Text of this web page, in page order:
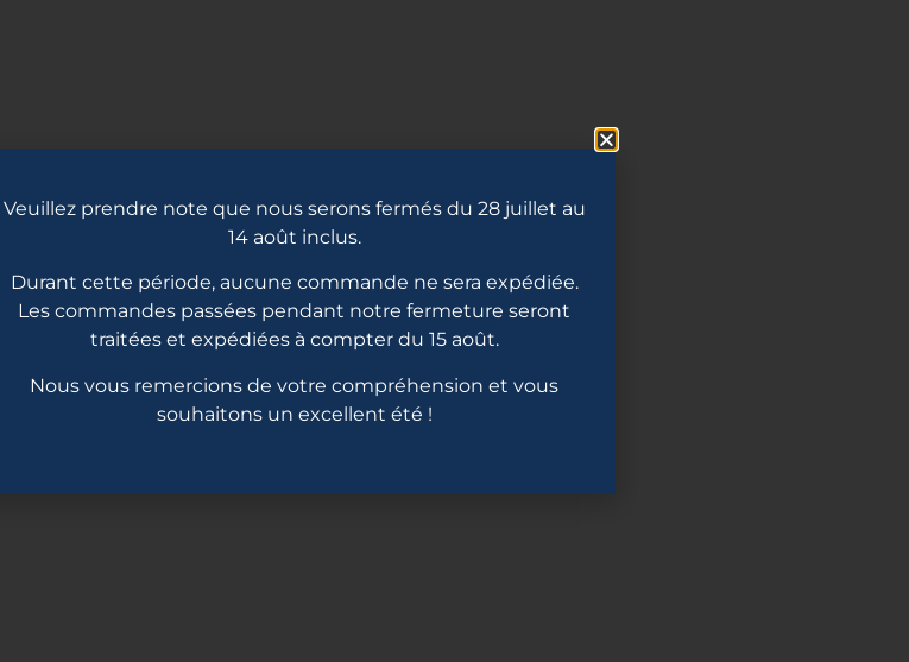
Veuillez prendre note que nous serons fermés du 28 juillet au
14 août inclus.
Durant cette période, aucune commande ne sera expédiée.
Les commandes passées pendant notre fermeture seront
traitées et expédiées à compter du 15 août.
Nous vous remercions de votre compréhension et vous
souhaitons un excellent été !